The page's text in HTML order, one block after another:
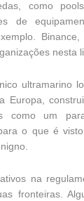
como
de
nesta
ultramarino
Europa,
como um
o que é
na
fronteiras.